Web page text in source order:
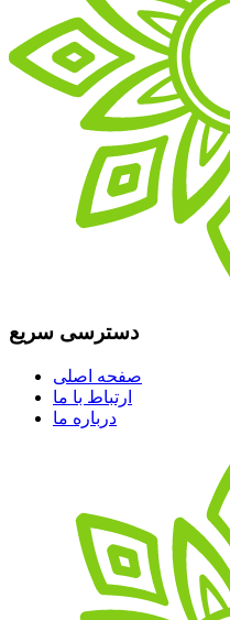
دسترسی سریع
صفحه اصلی
ارتباط با ما
درباره ما